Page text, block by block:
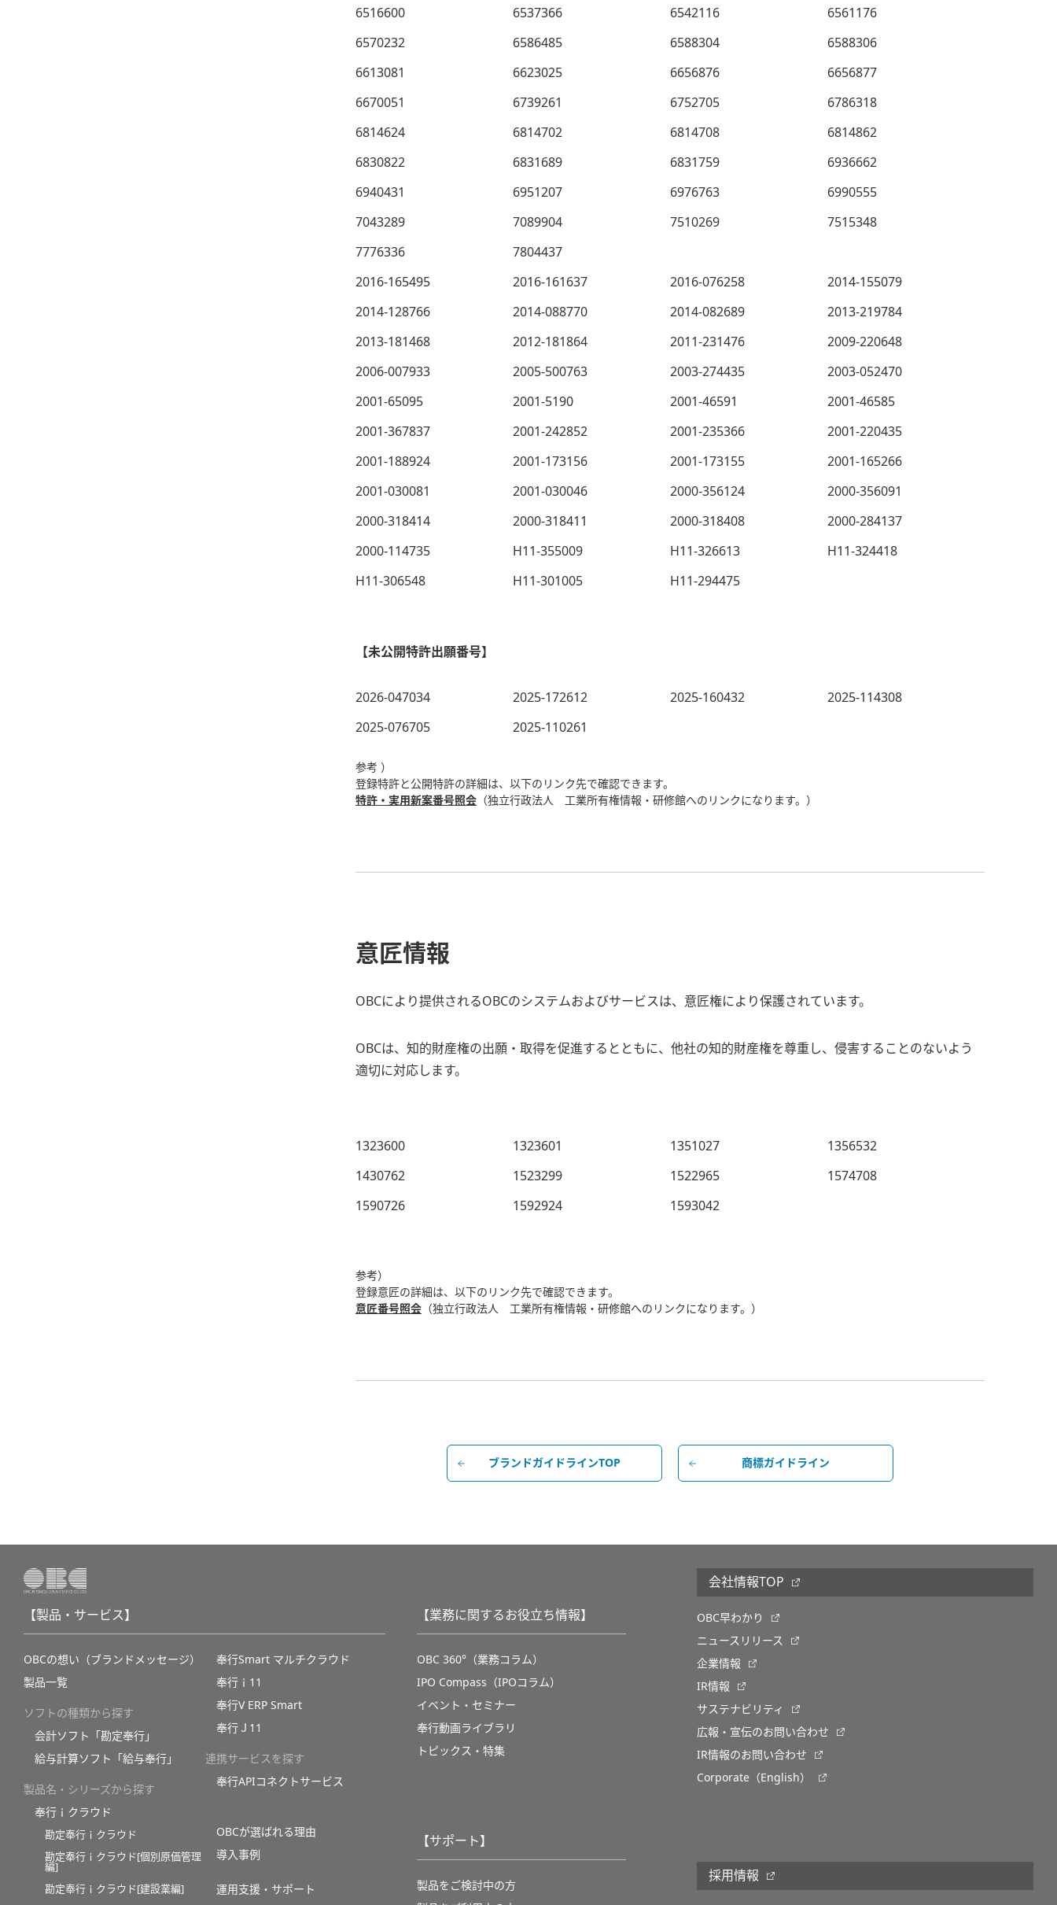
6516600 6537366 6542116 6561176
6570232 6586485 6588304 6588306
6613081 6623025 6656876 6656877
6670051 6739261 6752705 6786318
6814624 6814702 6814708 6814862
6830822 6831689 6831759 6936662
6940431 6951207 6976763 6990555
7043289 7089904 7510269 7515348
7776336 7804437
2016-165495 2016-161637 2016-076258 2014-155079
2014-128766 2014-088770 2014-082689 2013-219784
2013-181468 2012-181864 2011-231476 2009-220648
2006-007933 2005-500763 2003-274435 2003-052470
2001-65095 2001-5190 2001-46591 2001-46585
2001-367837 2001-242852 2001-235366 2001-220435
2001-188924 2001-173156 2001-173155 2001-165266
2001-030081 2001-030046 2000-356124 2000-356091
2000-318414 2000-318411 2000-318408 2000-284137
2000-114735 H11-355009 H11-326613 H11-324418
H11-306548 H11-301005 H11-294475
【未公開特許出願番号】
2026-047034 2025-172612 2025-160432 2025-114308
2025-076705 2025-110261
参考 ）
登録特許と公開特許の詳細は、以下のリンク先で確認できます。
特許・実用新案番号照会 （独立行政法人 工業所有権情報・研修館へのリンクになります。）
意匠情報
OBCにより提供されるOBCのシステムおよびサービスは、意匠権により保護されています。
OBCは、知的財産権の出願・取得を促進するとともに、他社の知的財産権を尊重し、侵害することのないよう
適切に対応します。
1323600 1323601 1351027 1356532
1430762 1523299 1522965 1574708
1590726 1592924 1593042
参考）
登録意匠の詳細は、以下のリンク先で確認できます。
意匠番号照会 （独立行政法人 工業所有権情報・研修館へのリンクになります。）
ブランドガイドラインTOP 商標ガイドライン
【製品・サービス】
OBCの想い（ブランドメッセージ）
製品一覧
ソフトの種類から探す
会計ソフト「勘定奉行」
給与計算ソフト「給与奉行」
製品名・シリーズから探す
奉行ｉクラウド
勘定奉行ｉクラウド
勘定奉行ｉクラウド[個別原価管理
編]
勘定奉行ｉクラウド[建設業編]
奉行Smart マルチクラウド
奉行ｉ11
奉行V ERP Smart
奉行Ｊ11
連携サービスを探す
奉行APIコネクトサービス
OBCが選ばれる理由
導入事例
運用支援・サポート
【業務に関するお役立ち情報】
OBC 360°（業務コラム）
IPO Compass（IPOコラム）
イベント・セミナー
奉行動画ライブラリ
トピックス・特集
【サポート】
製品をご検討中の方
会社情報TOP
OBC早わかり
ニュースリリース
企業情報
IR情報
サステナビリティ
広報・宣伝のお問い合わせ
IR情報のお問い合わせ
Corporate（English）
採用情報